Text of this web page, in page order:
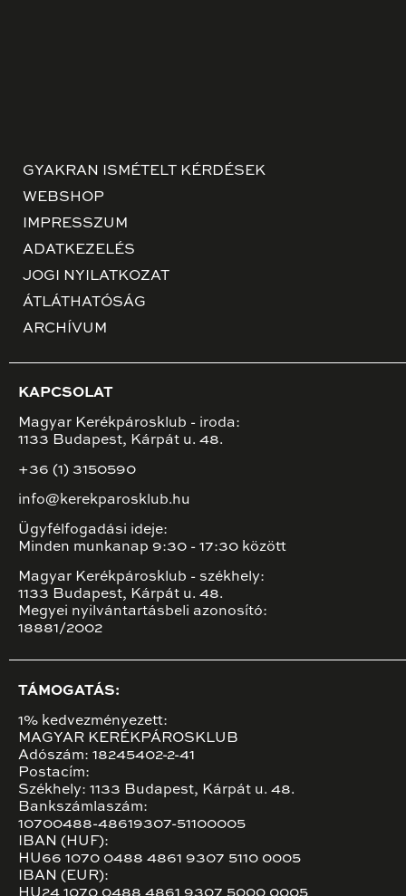
GYAKRAN ISMÉTELT KÉRDÉSEK
WEBSHOP
IMPRESSZUM
ADATKEZELÉS
JOGI NYILATKOZAT
ÁTLÁTHATÓSÁG
ARCHÍVUM
KAPCSOLAT
Magyar Kerékpárosklub - iroda:
1133 Budapest, Kárpát u. 48.
+36 (1) 3150590
info@kerekparosklub.hu
Ügyfélfogadási ideje:
Minden munkanap 9:30 - 17:30 között
Magyar Kerékpárosklub - székhely:
1133 Budapest, Kárpát u. 48.
Megyei nyilvántartásbeli azonosító:
18881/2002
TÁMOGATÁS:
1% kedvezményezett:
MAGYAR KERÉKPÁROSKLUB
Adószám: 18245402-2-41
Postacím:
Székhely: 1133 Budapest, Kárpát u. 48.
Bankszámlaszám:
10700488-48619307-51100005
IBAN (HUF):
HU66 1070 0488 4861 9307 5110 0005
IBAN (EUR):
HU24 1070 0488 4861 9307 5000 0005